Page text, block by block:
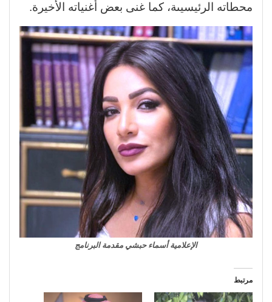
محطاته الرئيسيىة، كما غنى بعض أغنياته الأخيرة.
الإعلامية أسماء حبشي مقدمة البرنامج
مرتبط